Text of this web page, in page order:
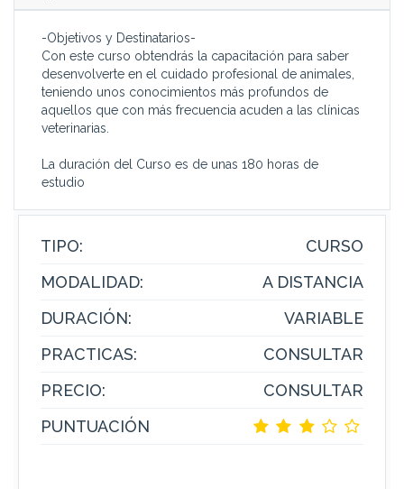
-Objetivos y Destinatarios-
Con este curso obtendrás la capacitación para saber
desenvolverte en el cuidado profesional de animales,
teniendo unos conocimientos más profundos de
aquellos que con más frecuencia acuden a las clínicas
veterinarias.
La duración del Curso es de unas 180 horas de
estudio
TIPO:
CURSO
MODALIDAD:
A DISTANCIA
DURACIÓN:
VARIABLE
PRACTICAS:
CONSULTAR
PRECIO:
CONSULTAR
PUNTUACIÓN